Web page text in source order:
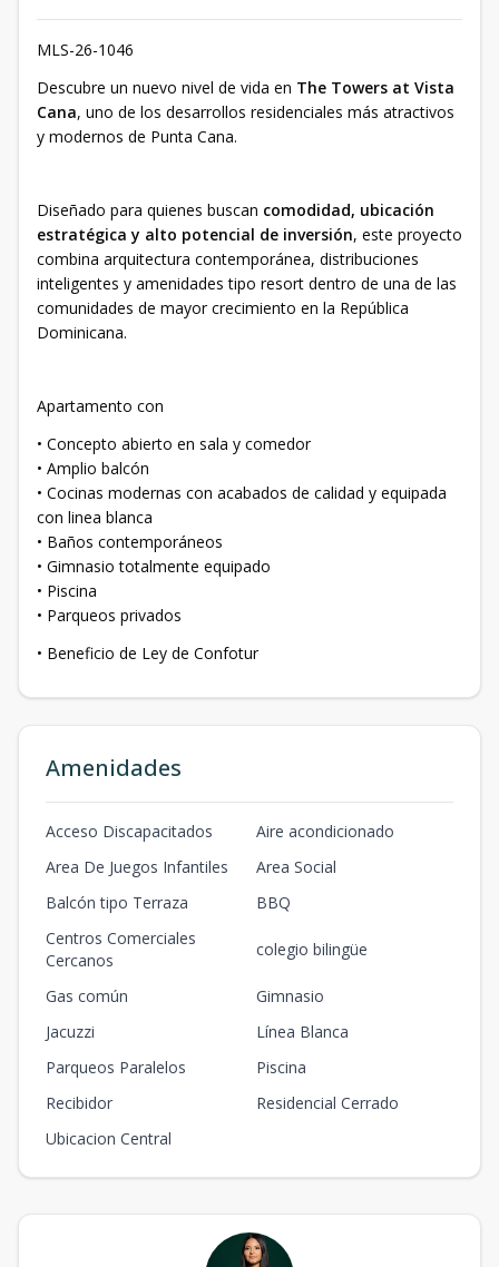
MLS-26-1046
Descubre un nuevo nivel de vida en The Towers at Vista
Cana, uno de los desarrollos residenciales más atractivos
y modernos de Punta Cana.
Diseñado para quienes buscan comodidad, ubicación
estratégica y alto potencial de inversión, este proyecto
combina arquitectura contemporánea, distribuciones
inteligentes y amenidades tipo resort dentro de una de las
comunidades de mayor crecimiento en la República
Dominicana.
Apartamento con
• Concepto abierto en sala y comedor
• Amplio balcón
• Cocinas modernas con acabados de calidad y equipada
con linea blanca
• Baños contemporáneos
• Gimnasio totalmente equipado
• Piscina
• Parqueos privados
• Beneficio de Ley de Confotur
Amenidades
Acceso Discapacitados
Aire acondicionado
Area De Juegos Infantiles
Area Social
Balcón tipo Terraza
BBQ
Centros Comerciales
Cercanos
colegio bilingüe
Gas común
Gimnasio
Jacuzzi
Línea Blanca
Parqueos Paralelos
Piscina
Recibidor
Residencial Cerrado
Ubicacion Central